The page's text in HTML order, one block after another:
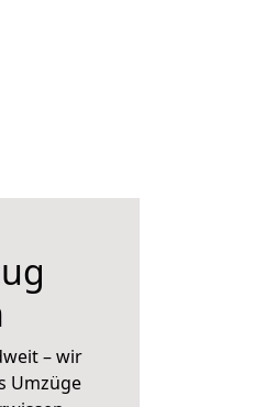
– wir
Umzüge